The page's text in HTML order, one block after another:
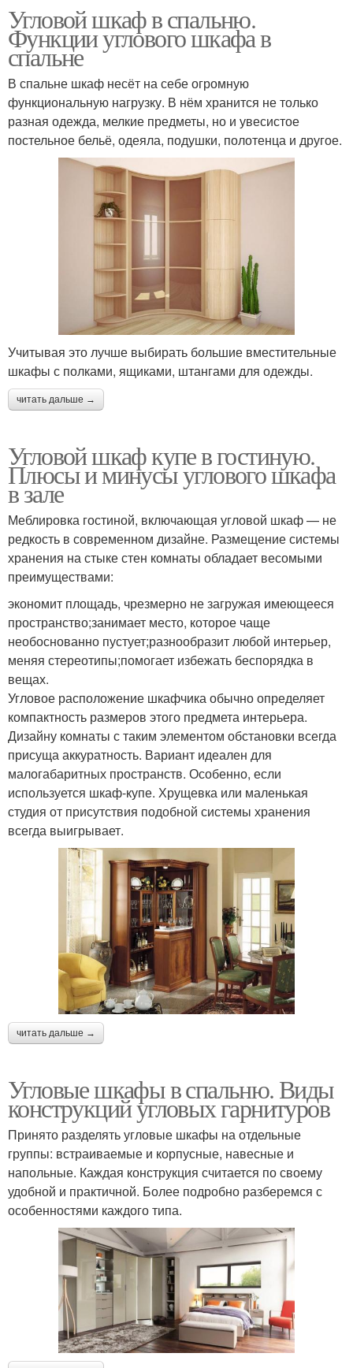
Угловой шкаф в спальню.
Функции углового шкафа в
спальне
В спальне шкаф несёт на себе огромную
функциональную нагрузку. В нём хранится не только
разная одежда, мелкие предметы, но и увесистое
постельное бельё, одеяла, подушки, полотенца и другое.
Учитывая это лучше выбирать большие вместительные
шкафы с полками, ящиками, штангами для одежды.
читать дальше →
Угловой шкаф купе в гостиную.
Плюсы и минусы углового шкафа
в зале
Меблировка гостиной, включающая угловой шкаф — не
редкость в современном дизайне. Размещение системы
хранения на стыке стен комнаты обладает весомыми
преимуществами:
экономит площадь, чрезмерно не загружая имеющееся
пространство;занимает место, которое чаще
необоснованно пустует;разнообразит любой интерьер,
меняя стереотипы;помогает избежать беспорядка в
вещах.
Угловое расположение шкафчика обычно определяет
компактность размеров этого предмета интерьера.
Дизайну комнаты с таким элементом обстановки всегда
присуща аккуратность. Вариант идеален для
малогабаритных пространств. Особенно, если
используется шкаф-купе. Хрущевка или маленькая
студия от присутствия подобной системы хранения
всегда выигрывает.
читать дальше →
Угловые шкафы в спальню. Виды
конструкций угловых гарнитуров
Принято разделять угловые шкафы на отдельные
группы: встраиваемые и корпусные, навесные и
напольные. Каждая конструкция считается по своему
удобной и практичной. Более подробно разберемся с
особенностями каждого типа.